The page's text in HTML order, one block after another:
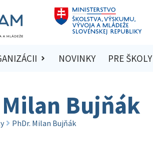
NOVINKY PRE ŠKOLY
Bujňák
PhDr. Milan Bujňák